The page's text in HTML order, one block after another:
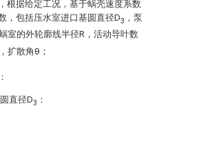
根据给定工况，基于蜗壳速度系数
，包括压水室进口基圆直径D3 ，泵
蜗室的外轮廓线半径R，活动导叶数
，扩散角θ；
直径D3 ：